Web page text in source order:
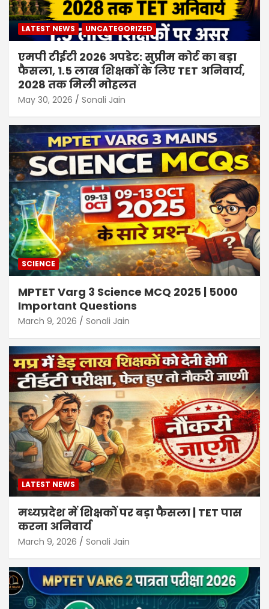
LATEST NEWS UNCATEGORIZED
एमपी टीईटी 2026 अपडेट: सुप्रीम कोर्ट का बड़ा
फैसला, 1.5 लाख शिक्षकों के लिए TET अनिवार्य,
2028 तक मिली मोहलत
May 30, 2026 Sonali Jain
SCIENCE
MPTET Varg 3 Science MCQ 2025 | 5000
Important Questions
March 9, 2026 Sonali Jain
LATEST NEWS
मध्यप्रदेश में शिक्षकों पर बड़ा फैसला | TET पास
करना अनिवार्य
March 9, 2026 Sonali Jain